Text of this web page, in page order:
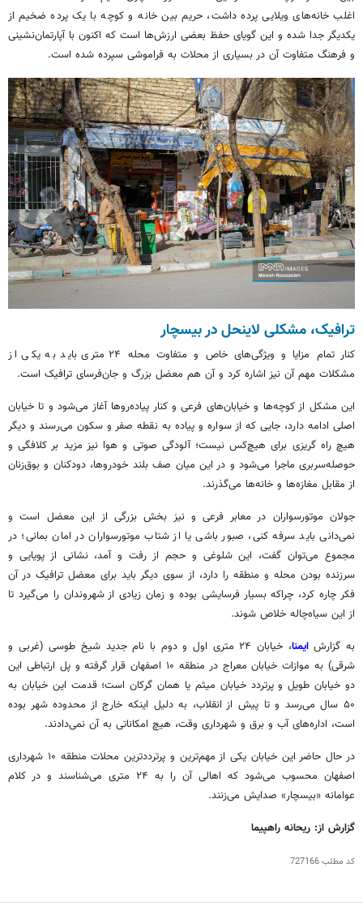
اغلب خانه‌های ویلایی پرده داشت، حریم بین خانه و کوچه با یک پرده ضخیم از
یکدیگر جدا شده و این گویای حفظ بعضی ارزش‌ها است که اکنون با آپارتمان‌نشینی
و فرهنگ متفاوت آن در بسیاری از محلات به فراموشی سپرده شده است.
ترافیک، مشکلی لاینحل دربیسچار
کنار تمام مزایا و ویژگی‌های خاص و متفاوت محله ۲۴ متری باید به یکی از
مشکلات مهم آن نیز اشاره کرد و آن هم معضل بزرگ و جان‌فرسای ترافیک است.
این مشکل از کوچه‌ها و خیابان‌های فرعی و کنار پیاده‌روها آغاز می‌شود و تا خیابان
اصلی ادامه دارد، جایی که از سواره و پیاده به نقطه صفر و سکون می‌رسند و دیگر
هیچ راه گریزی برای هیچ‌کس نیست؛ آلودگی صوتی و هوا نیز مزید بر کلافگی و
حوصله‌سربریماجرا می‌شود و در این میان صف بلند خودروها،دودکنان و بوق‌زنان
از مقابل مغازه‌ها و خانه‌ها می‌گذرند.
جولان موتورسواران در معابر فرعی و نیز بخش بزرگی از این معضل است و
نمی‌دانی باید سرفه کنی، صبور باشی یا از شتاب موتورسواران در امان بمانی؛ در
مجموع می‌توان گفت، این شلوغی و حجم از رفت و آمد، نشانی از پویایی و
سرزنده بودن محله و منطقه را دارد، از سوی دیگر باید برای معضل ترافیک در آن
فکر چاره کرد، چراکه بسیار فرسایشی بوده و زمان زیادی از شهروندان را می‌گیرد تا
از این سیاه‌چاله خلاص شوند.
به گزارشایمنا
، خیابان ۲۴ متری اول و دوم با نام جدید شیخ طوسی (غربی و
شرقی) به موازات خیابان معراج در منطقه ۱۰ اصفهان قرار گرفته و پل ارتباطی این
دو خیابان طویل و پرتردد خیابان میثم یا همان گرکان است؛ قدمت این خیابان به
۵۰ سال می‌رسد و تا پیش از انقلاب، به دلیل اینکه خارج از محدوده شهر بوده
است، اداره‌های آب و برق و شهرداری وقت، هیچ امکاناتی به آن نمی‌دادند.
در حال حاضر این خیابان یکی از مهم‌ترین و پرترددترین محلات منطقه ۱۰ شهرداری
اصفهان محسوب می‌شود که اهالی آن را به ۲۴ متری می‌شناسند و در کلام
عوامانه «بیسچار» صدایش می‌زنند.
گزارش از: ریحانه راهپیما
کد مطلب727166